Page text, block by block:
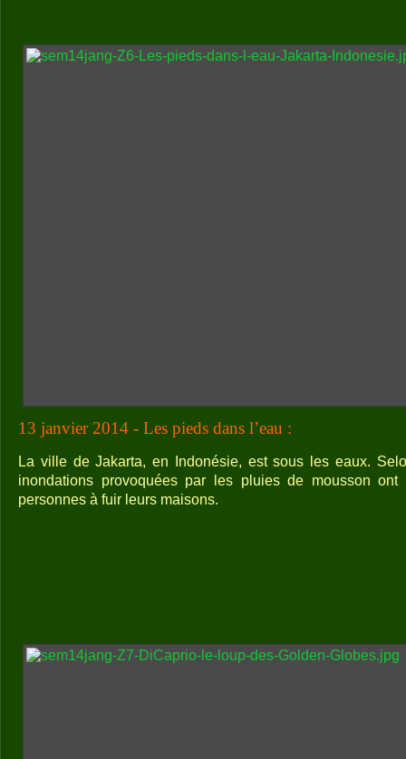
13 janvier 2014 - Les pieds dans l’eau :
La ville de Jakarta, en Indonésie, est sous les eaux.
inondations provoquées par les pluies de mousson
personnes à fuir leurs maisons.